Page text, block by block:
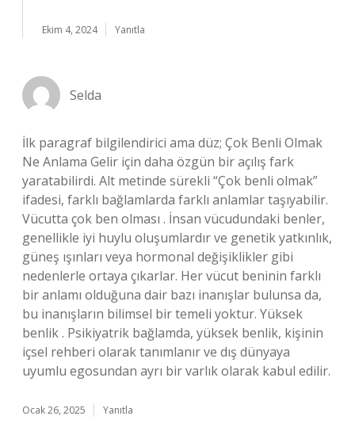
Ekim 4, 2024 Yanıtla
Selda
İlk paragraf bilgilendirici ama düz; Çok Benli Olmak
Ne Anlama Gelir için daha özgün bir açılış fark
yaratabilirdi. Alt metinde sürekli “Çok benli olmak”
ifadesi, farklı bağlamlarda farklı anlamlar taşıyabilir.
Vücutta çok ben olması . İnsan vücudundaki benler,
genellikle iyi huylu oluşumlardır ve genetik yatkınlık,
güneş ışınları veya hormonal değişiklikler gibi
nedenlerle ortaya çıkarlar. Her vücut beninin farklı
bir anlamı olduğuna dair bazı inanışlar bulunsa da,
bu inanışların bilimsel bir temeli yoktur. Yüksek
benlik . Psikiyatrik bağlamda, yüksek benlik, kişinin
içsel rehberi olarak tanımlanır ve dış dünyaya
uyumlu egosundan ayrı bir varlık olarak kabul edilir.
Ocak 26, 2025 Yanıtla